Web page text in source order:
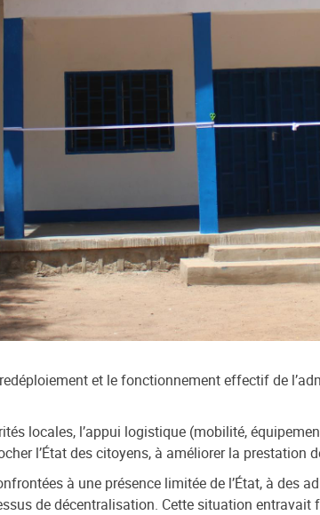
et le fonctionnement effectif de
locales, l’appui logistique (mobilité,
l’État des citoyens, à améliorer la
à une présence limitée de l’État, à
de décentralisation. Cette situation